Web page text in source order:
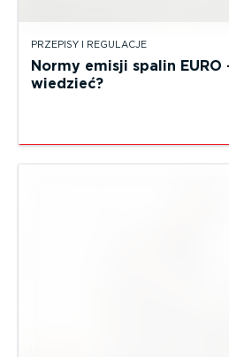
PRZEPISY I REGULACJE
Normy emisji spalin
wiedzieć?